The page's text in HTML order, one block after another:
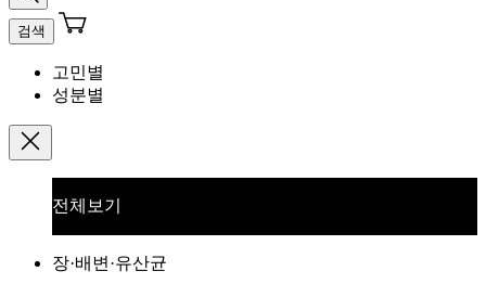
검색
고민별
성분별
전체보기
장·배변·유산균